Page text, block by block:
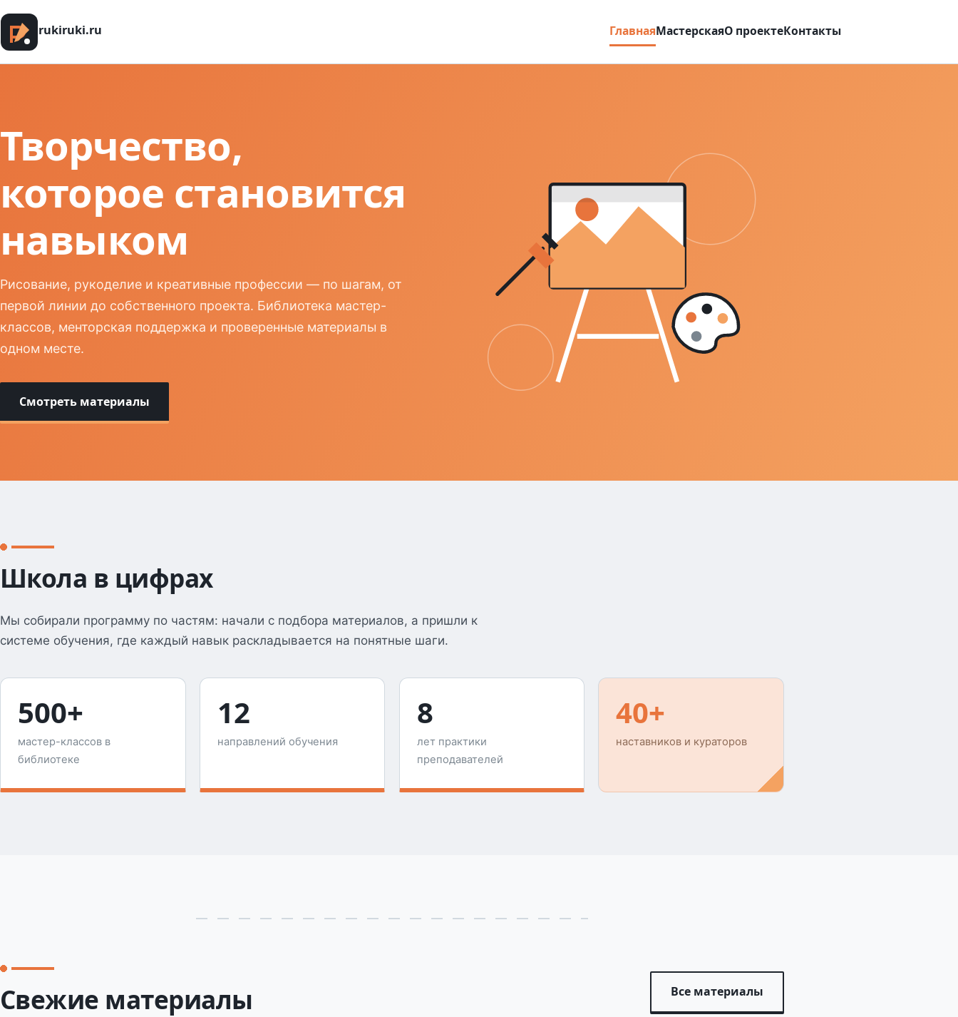
rukiruki.ru ГлавнаяМастерскаяО проектеКонтакты
Творчество,
которое становится
навыком
Рисование, рукоделие и креативные профессии — по шагам, от
первой линии до собственного проекта. Библиотека мастер-
классов, менторская поддержка и проверенные материалы в
одном месте.
Смотреть материалы
Школа в цифрах
Мы собирали программу по частям: начали с подбора материалов, а пришли к
системе обучения, где каждый навык раскладывается на понятные шаги.
500+
мастер-классов в
библиотеке
12
направлений обучения
8
лет практики
преподавателей
40+
наставников и кураторов
Свежие материалы Все материалы